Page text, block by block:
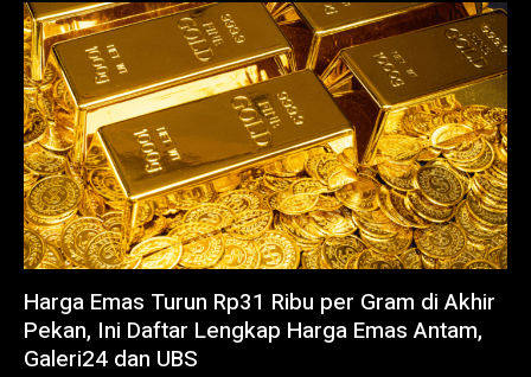
Harga Emas Turun Rp31 Ribu per Gram di Akhir
Pekan, Ini Daftar Lengkap Harga Emas Antam,
Galeri24 dan UBS